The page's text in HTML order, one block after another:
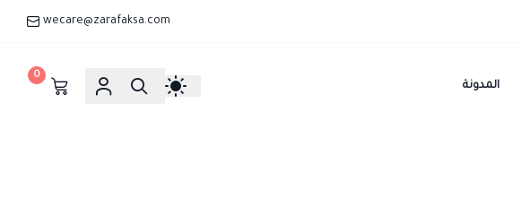
wecare@zarafaksa.com
المدونة
0